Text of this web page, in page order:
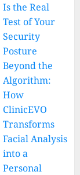
Is the Real
Test of Your
Security
Posture
Beyond the
Algorithm:
How
ClinicEVO
Transforms
Facial Analysis
into a
Personal